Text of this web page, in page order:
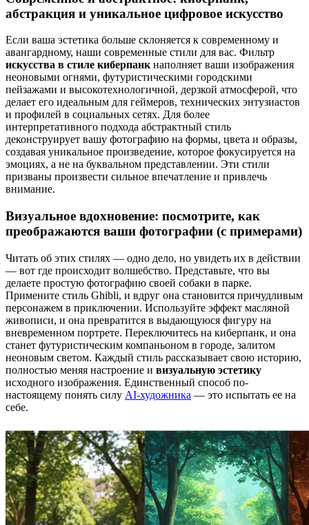
абстракция и уникальное цифровое искусство
Если ваша эстетика больше склоняется к современному и
авангардному, наши современные стили для вас. Фильтр
искусства в стиле киберпанк наполняет ваши изображения
неоновыми огнями, футуристическими городскими
пейзажами и высокотехнологичной, дерзкой атмосферой, что
делает его идеальным для геймеров, технических энтузиастов
и профилей в социальных сетях. Для более
интерпретативного подхода абстрактный стиль
деконструирует вашу фотографию на формы, цвета и образы,
создавая уникальное произведение, которое фокусируется на
эмоциях, а не на буквальном представлении. Эти стили
призваны произвести сильное впечатление и привлечь
внимание.
Визуальное вдохновение: посмотрите, как
преображаются ваши фотографии (с примерами)
Читать об этих стилях — одно дело, но увидеть их в действии
— вот где происходит волшебство. Представьте, что вы
делаете простую фотографию своей собаки в парке.
Примените стиль Ghibli, и вдруг она становится причудливым
персонажем в приключении. Используйте эффект масляной
живописи, и она превратится в выдающуюся фигуру на
вневременном портрете. Переключитесь на киберпанк, и она
станет футуристическим компаньоном в городе, залитом
неоновым светом. Каждый стиль рассказывает свою историю,
полностью меняя настроение и визуальную эстетику
исходного изображения. Единственный способ по-
настоящему понять силу AI-художника — это испытать ее на
себе.